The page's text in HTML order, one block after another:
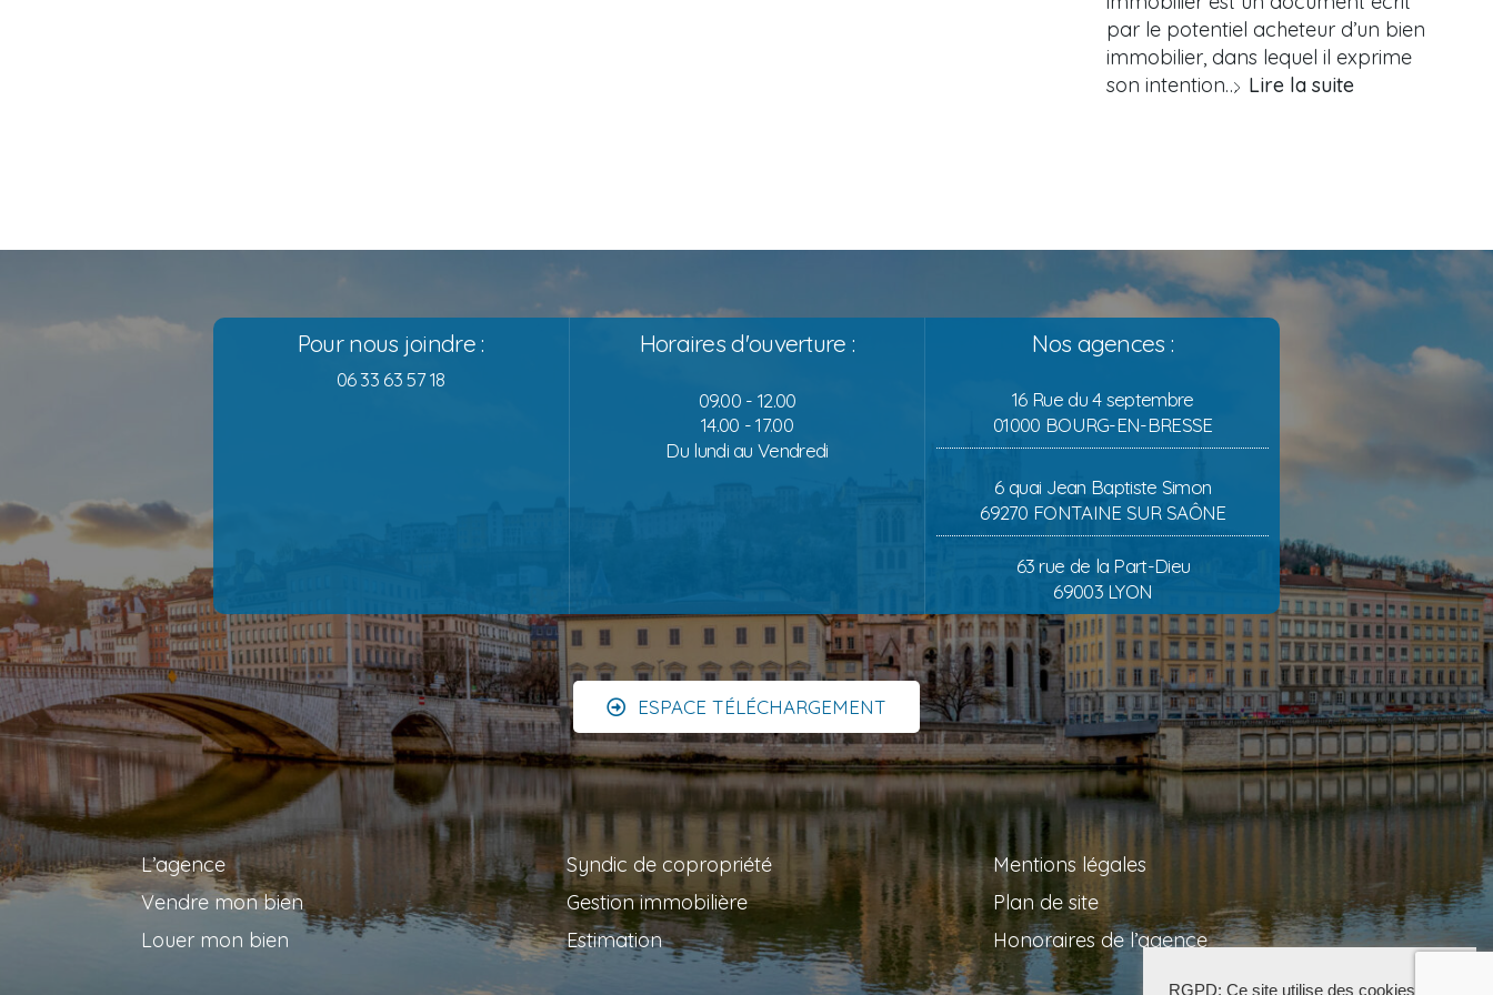
par le potentiel acheteur d’un bien
immobilier, dans lequel il exprime
son intention… Lire la suite
Pour nous joindre :
06 33 63 57 18
Horaires d'ouverture :
09.00 - 12.00
14.00 - 17.00
Du lundi au Vendredi
Nos agences :
16 Rue du 4 septembre
01000 BOURG-EN-BRESSE
6 quai Jean Baptiste Simon
69270 FONTAINE SUR SAÔNE
63 rue de la Part-Dieu
69003 LYON
ESPACE TÉLÉCHARGEMENT
L’agence
Vendre mon bien
Louer mon bien
Syndic de copropriété
Gestion immobilière
Estimation
Mentions légales
Plan de site
Honoraires de l’agence
RGPD: Ce site utilise des cookies pour